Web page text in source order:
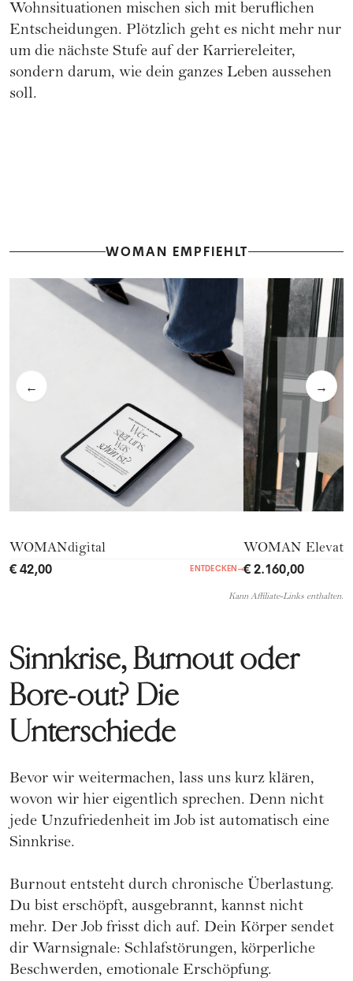
Wohnsituationen mischen sich mit beruflichen
Entscheidungen. Plötzlich geht es nicht mehr nur
um die nächste Stufe auf der Karriereleiter,
sondern darum, wie dein ganzes Leben aussehen
soll.
WOMAN EMPFIEHLT
← →
WOMANdigital
€ 42,00 ENTDECKEN →
WOMAN Elevate
€ 2.160,00
Kann Affiliate-Links enthalten.
Sinnkrise, Burnout oder
Bore-out? Die
Unterschiede
Bevor wir weitermachen, lass uns kurz klären,
wovon wir hier eigentlich sprechen. Denn nicht
jede Unzufriedenheit im Job ist automatisch eine
Sinnkrise.
Burnout entsteht durch chronische Überlastung.
Du bist erschöpft, ausgebrannt, kannst nicht
mehr. Der Job frisst dich auf. Dein Körper sendet
dir Warnsignale: Schlafstörungen, körperliche
Beschwerden, emotionale Erschöpfung.